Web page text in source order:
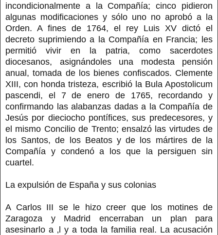
incondicionalmente a la Compañía; cinco pidieron
algunas modificaciones y sólo uno no aprobó a la
Orden. A fines de 1764, el rey Luis XV dictó el
decreto suprimiendo a la Compañía en Francia; les
permitió vivir en la patria, como sacerdotes
diocesanos, asignándoles una modesta pensión
anual, tomada de los bienes confiscados. Clemente
XIII, con honda tristeza, escribió la Bula Apostolicum
pascendi, el 7 de enero de 1765, recordando y
confirmando las alabanzas dadas a la Compañía de
Jesús por dieciocho pontífices, sus predecesores, y
el mismo Concilio de Trento; ensalzó las virtudes de
los Santos, de los Beatos y de los mártires de la
Compañía y condenó a los que la persiguen sin
cuartel.
La expulsión de España y sus colonias
A Carlos III se le hizo creer que los motines de
Zaragoza y Madrid encerraban un plan para
asesinarlo a ‚l y a toda la familia real. La acusación